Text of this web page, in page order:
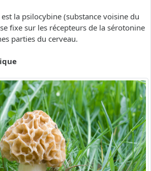
la psilocybine (substance voisine du
fixe sur les récepteurs de la sérotonine
parties du cerveau.